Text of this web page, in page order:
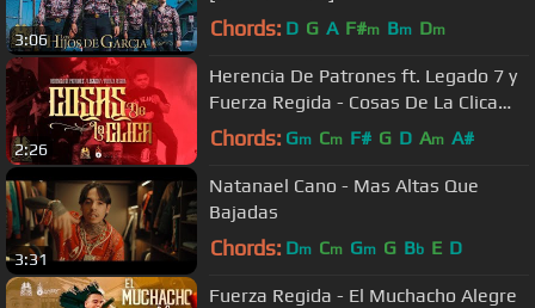
3:06 Chords: D G A F#m Bm Dm
2:26
Herencia De Patrones ft. Legado 7 y
Fuerza Regida - Cosas De La Clica
(En Vivo)
Chords: Gm Cm F# G D Am A#
3:31
Natanael Cano - Mas Altas Que
Bajadas
Chords: Dm Cm Gm G Bb E D
Fuerza Regida - El Muchacho Alegre